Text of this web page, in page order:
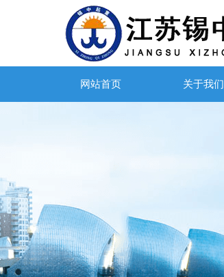
网站首页 关于我们